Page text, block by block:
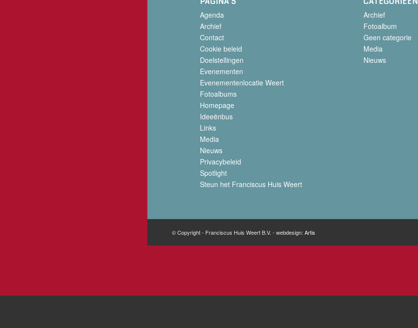
Agenda
Archief
Contact
Cookie beleid
Doelstellingen
Evenementen
Evenementenlocatie Weert
Fotoalbums
Homepage
Ideeënbus
Links
Media
Nieuws
Privacybeleid
Spotlight
Steun het Franciscus Huis Weert
Archief
Fotoalbum
Geen categorie
Media
Nieuws
© Copyright - Franciscus Huis Weert B.V. - webdesign: Artis